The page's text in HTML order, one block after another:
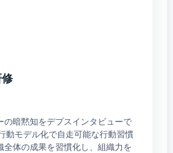
の暗黙知をデプスインタビューで
動モデル化で自走可能な行動習慣
全体の成果を習慣化し、組織力を